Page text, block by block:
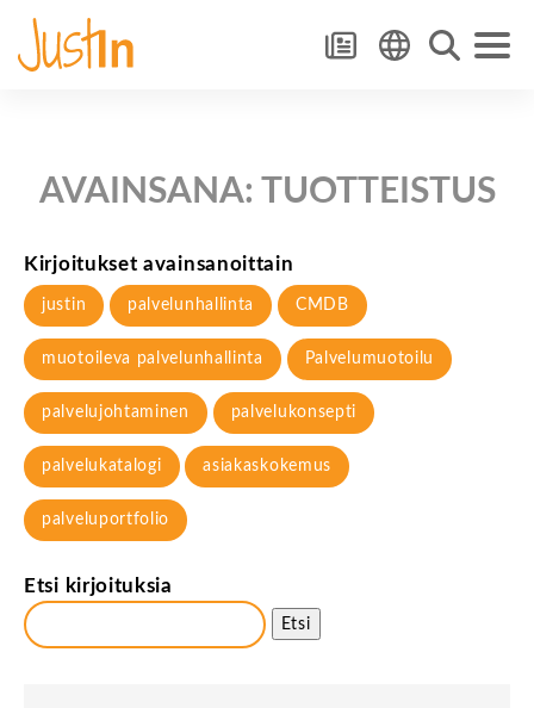
AVAINSANA: TUOTTEISTUS
Kirjoitukset avainsanoittain
justin palvelunhallinta CMDB
muotoileva palvelunhallinta Palvelumuotoilu
palvelujohtaminen palvelukonsepti
palvelukatalogi asiakaskokemus
palveluportfolio
Etsi kirjoituksia
Etsi